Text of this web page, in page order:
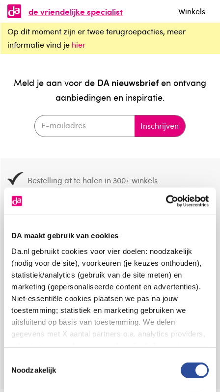
DA maakt gebruik van cookies
Da.nl gebruikt cookies voor vier doelen: noodzakelijk
(nodig voor de site), voorkeuren (je keuzes onthouden),
statistiek/analytics (gebruik van de site meten) en
marketing (gepersonaliseerde content en advertenties).
Niet-essentiële cookies plaatsen we pas na jouw
toestemming; statistiek en marketing gebruiken we
uitsluitend op basis van toestemming. We delen
gegevens met X aantal partners o.a. analytics providers,
en de bewaartermijnen per categorie. Je kunt je keuze op
Noodzakelijk
de vriendelijke specialist
Winkels
Op dit moment zijn er twee terugroepacties, meer
informatie vind je hier
Meld je aan voor de DA nieuwsbriefen ontvang
aanbiedingen en inspiratie.
Inschrijven
Bestelling af te halen in300+ winkels
8.6 uit4.106 reviews
Over DA
Klantenservice
Assortiment
VolgDAop: